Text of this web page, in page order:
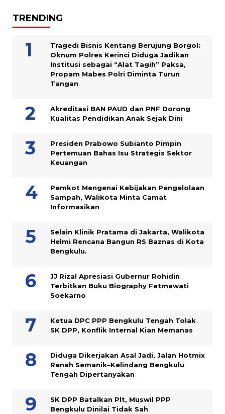
TRENDING
Tragedi Bisnis Kentang Berujung Borgol:
Oknum Polres Kerinci Diduga Jadikan
Institusi sebagai “Alat Tagih” Paksa,
Propam Mabes Polri Diminta Turun
Tangan
Akreditasi BAN PAUD dan PNF Dorong
Kualitas Pendidikan Anak Sejak Dini
Presiden Prabowo Subianto Pimpin
Pertemuan Bahas Isu Strategis Sektor
Keuangan
Pemkot Mengenai Kebijakan Pengelolaan
Sampah, Walikota Minta Camat
Informasikan
Selain Klinik Pratama di Jakarta, Walikota
Helmi Rencana Bangun RS Baznas di Kota
Bengkulu.
JJ Rizal Apresiasi Gubernur Rohidin
Terbitkan Buku Biography Fatmawati
Soekarno
Ketua DPC PPP Bengkulu Tengah Tolak
SK DPP, Konflik Internal Kian Memanas
Diduga Dikerjakan Asal Jadi, Jalan Hotmix
Renah Semanik–Kelindang Bengkulu
Tengah Dipertanyakan
SK DPP Batalkan Plt, Muswil PPP
Bengkulu Dinilai Tidak Sah